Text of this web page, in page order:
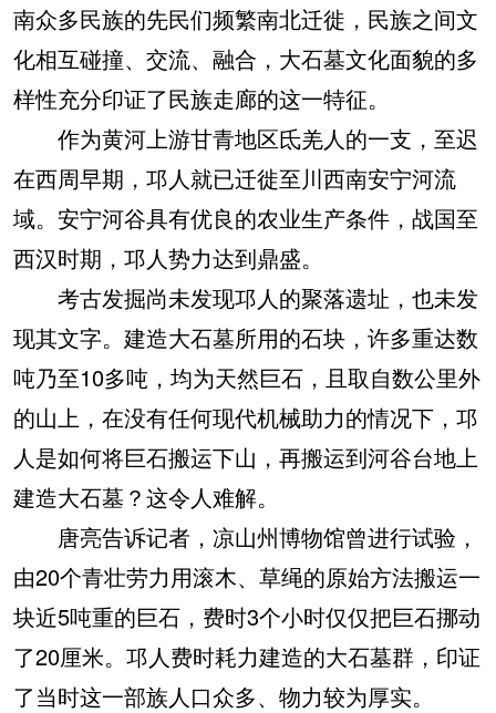
南众多民族的先民们频繁南北迁徙，民族之间文
化相互碰撞、交流、融合，大石墓文化面貌的多
样性充分印证了民族走廊的这一特征。
作为黄河上游甘青地区氐羌人的一支，至迟
在西周早期，邛人就已迁徙至川西南安宁河流
域。安宁河谷具有优良的农业生产条件，战国至
西汉时期，邛人势力达到鼎盛。
考古发掘尚未发现邛人的聚落遗址，也未发
现其文字。建造大石墓所用的石块，许多重达数
吨乃至10多吨，均为天然巨石，且取自数公里外
的山上，在没有任何现代机械助力的情况下，邛
人是如何将巨石搬运下山，再搬运到河谷台地上
建造大石墓？这令人难解。
唐亮告诉记者，凉山州博物馆曾进行试验，
由20个青壮劳力用滚木、草绳的原始方法搬运一
块近5吨重的巨石，费时3个小时仅仅把巨石挪动
了20厘米。邛人费时耗力建造的大石墓群，印证
了当时这一部族人口众多、物力较为厚实。